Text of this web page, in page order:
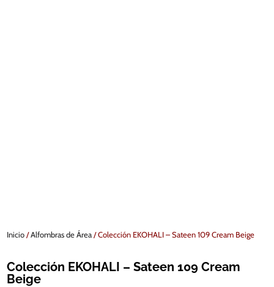
Inicio/Alfombras de Área/ Colección EKOHALI – Sateen 109 Cream Beige
Colección EKOHALI – Sateen 109 Cream
Beige